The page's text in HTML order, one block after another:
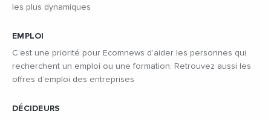
les plus dynamiques
EMPLOI
C’est une priorité pour Ecomnews d’aider les personnes qui
recherchent un emploi ou une formation. Retrouvez aussi les
offres d’emploi des entreprises
DÉCIDEURS